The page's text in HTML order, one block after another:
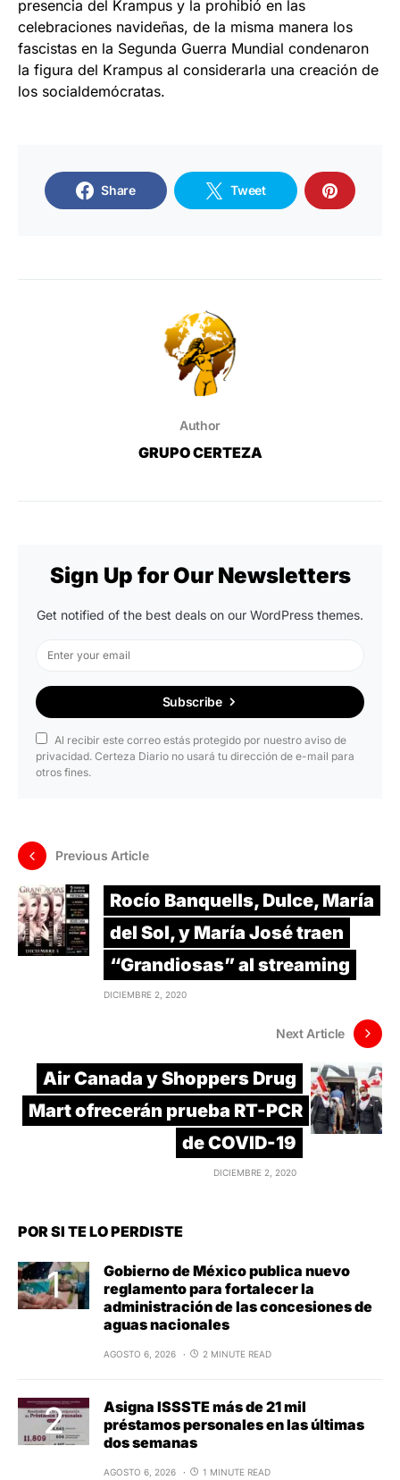
presencia del Krampus y la prohibió en las
celebraciones navideñas, de la misma manera los
fascistas en la Segunda Guerra Mundial condenaron
la figura del Krampus al considerarla una creación de
los socialdemócratas.
Share Tweet
Author
GRUPO CERTEZA
Sign Up for Our Newsletters
Get notified of the best deals on our WordPress themes.
Subscribe
Al recibir este correo estás protegido por nuestro aviso de
privacidad. Certeza Diario no usará tu dirección de e-mail para
otros fines.
Previous Article
Rocío Banquells, Dulce, María
del Sol, y María José traen
“Grandiosas” al streaming
DICIEMBRE 2, 2020
Next Article
Air Canada y Shoppers Drug
Mart ofrecerán prueba RT-PCR
de COVID-19
DICIEMBRE 2, 2020
POR SI TE LO PERDISTE
Gobierno de México publica nuevo
reglamento para fortalecer la
administración de las concesiones de
aguas nacionales
AGOSTO 6, 2026 2 MINUTE READ
Asigna ISSSTE más de 21 mil
préstamos personales en las últimas
dos semanas
AGOSTO 6, 2026 1 MINUTE READ